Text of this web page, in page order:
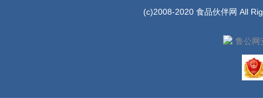
(c)2008-2020 食品伙伴网 All
鲁公网